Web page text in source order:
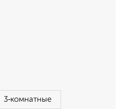
3‑комнатные